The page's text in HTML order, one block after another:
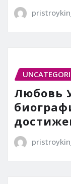
pristroykin_
Любовь
pristroykin_